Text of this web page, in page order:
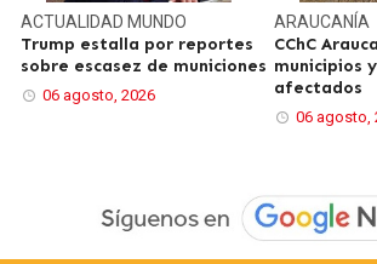
ACTUALIDAD MUNDO
Trump estalla por reportes
sobre escasez de municiones
06 agosto, 2026
ARAUCANÍA
CChC
municipios
afectados
06 agosto,